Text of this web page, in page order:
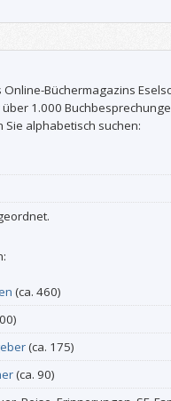
Online-Büchermagazins
1.000
Sie alphabetisch suchen:
(ca. 460)
(ca. 175)
(ca. 90)